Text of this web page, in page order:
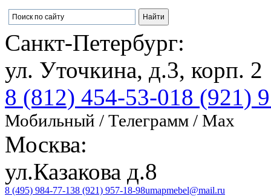
Санкт-Петербург:
ул. Уточкина, д.3, корп. 2
8 (812) 454-53-018 (921)
Мобильный / Телеграмм / Max
Москва:
ул.Казакова д.8
8 (495) 984-77-138 (921) 957-18-98umapmebel@mail.ru